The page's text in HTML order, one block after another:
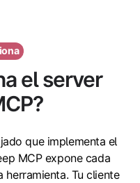
el server
que implementa el
MCP expone cada
Tu cliente